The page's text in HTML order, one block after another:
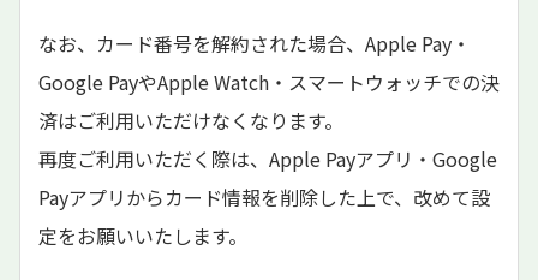
なお、カード番号を解約された場合、Apple Pay・
Google PayやApple Watch・スマートウォッチでの決
済はご利用いただけなくなります。
再度ご利用いただく際は、Apple Payアプリ・Google
Payアプリからカード情報を削除した上で、改めて設
定をお願いいたします。